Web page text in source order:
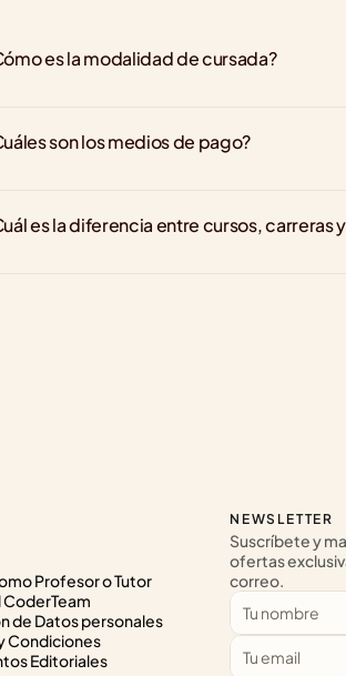
es la modalidad de cursada?
son los medios de pago?
es la diferencia entre cursos, carreras
Profesor o Tutor
CoderTeam
de Datos personales
Condiciones
Editoriales
NEWSLETTER
Suscríbete y
ofertas
correo.